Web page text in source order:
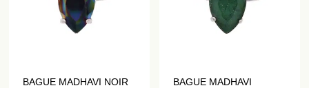
BAGUE MADHAVI NOIR
BAGUE MADHAVI